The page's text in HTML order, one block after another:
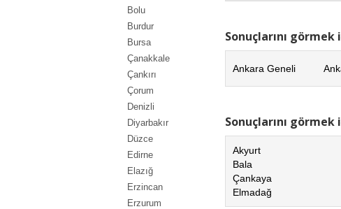
Bolu
Burdur
Bursa
Çanakkale
Çankırı
Çorum
Denizli
Diyarbakır
Düzce
Edirne
Elazığ
Erzincan
Erzurum
Sonuçlarını
Ankara Geneli
Sonuçlarını
Akyurt
Bala
Çankaya
Elmadağ